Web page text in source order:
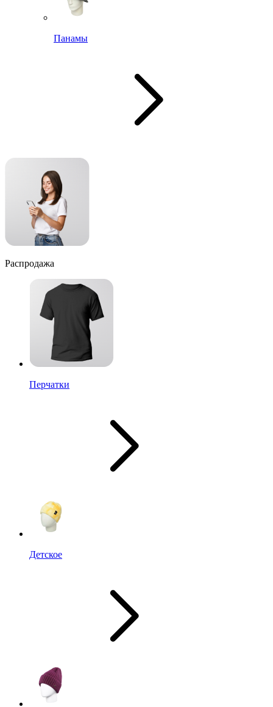
Панамы
Распродажа
Перчатки
Детское